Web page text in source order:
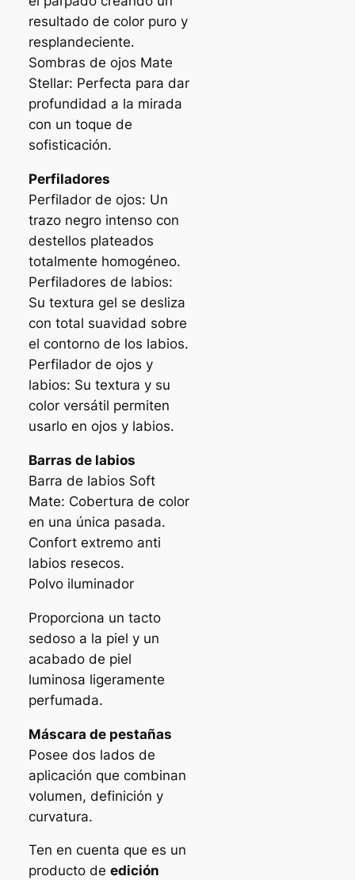
resultado de color puro y
resplandeciente.
Sombras de ojos Mate
Stellar: Perfecta para dar
profundidad a la mirada
con un toque de
sofisticación.
Perfiladores
Perfilador de ojos: Un
trazo negro intenso con
destellos plateados
totalmente homogéneo.
Perfiladores de labios:
Su textura gel se desliza
con total suavidad sobre
el contorno de los labios.
Perfilador de ojos y
labios: Su textura y su
color versátil permiten
usarlo en ojos y labios.
Barras de labios
Barra de labios Soft
Mate: Cobertura de color
en una única pasada.
Confort extremo anti
labios resecos.
Polvo iluminador
Proporciona un tacto
sedoso a la piel y un
acabado de piel
luminosa ligeramente
perfumada.
Máscara de pestañas
Posee dos lados de
aplicación que combinan
volumen, definición y
curvatura.
Ten en cuenta que es un
producto de edición